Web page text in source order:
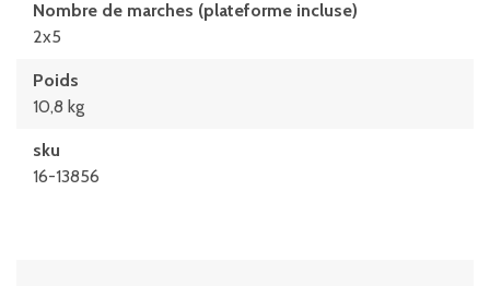
Nombre de marches (plateforme incluse)
2x5
Poids
10,8 kg
sku
16-13856